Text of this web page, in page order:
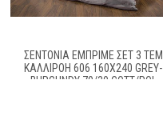
ΣΕΝΤΌΝΙΑ ΕΜΠΡΙΜΈ ΣΕΤ 3 ΤΕΜ
ΚΑΛΛΙΡΌΗ 606 160X240 GREY-
BURGUNDY 70/30 COTT/POL